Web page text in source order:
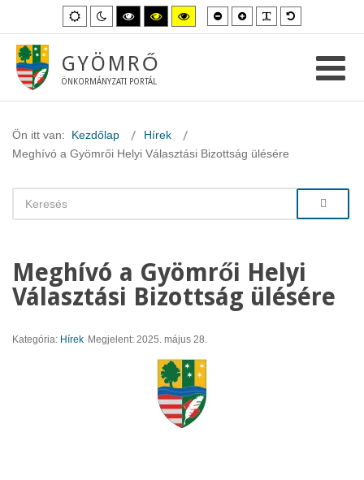
Alapértelmezett
mód
Éjszakai
mód
Magas
kontraszt
fekete-
mód.
Magas
kontraszt
fekete-
Magas
kontraszt
sárga-
Kisebb
betűméret
Nagyobb
betűméret
GYÖMRŐ
ÖNKORMÁNYZATI PORTÁL
Ön itt van: Kezdőlap
Hírek
Meghívó a Gyömrői Helyi Választási Bizottság ülésére
Meghívó a Gyömrői Helyi
Választási Bizottság ülésére
Kategória: Hírek Megjelent: 2025. május 28.